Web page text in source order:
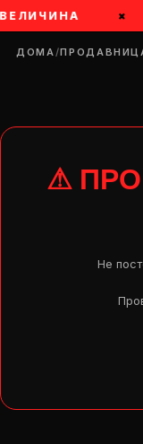
×
ДОМА/
⚠
Не